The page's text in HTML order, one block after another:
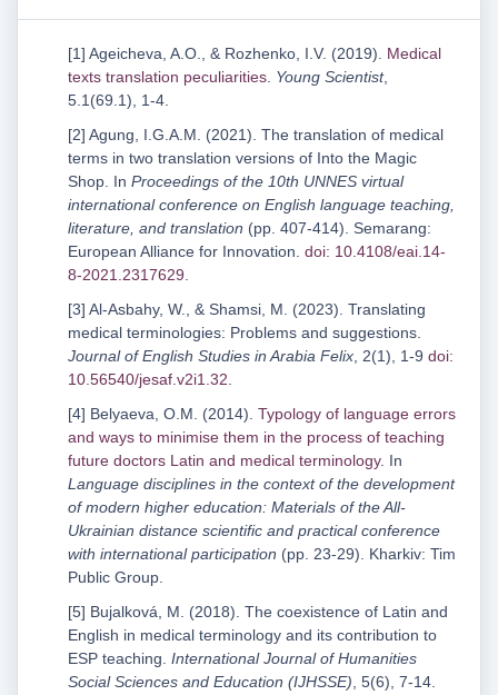
[1] Ageicheva, A.O., & Rozhenko, I.V. (2019). Medical
texts translation peculiarities Young Scientist,
5.1(69.1), 1-4.
[2] Agung, I.G.A.M. (2021). The translation of medical
terms in two translation versions of Into the Magic
Shop. InProceedings of the 10th UNNES virtual
international conference on English language teaching,
literature, and translation (pp. 407-414). Semarang:
European Alliance for Innovation.doi: 10.4108/eai.14-
8-2021.2317629
[3] Al-Asbahy, W., & Shamsi, M. (2023). Translating
medical terminologies: Problems and suggestions.
Journal of English Studies in Arabia Felix , 2(1), 1-9doi:
10.56540/jesaf.v2i1.32
[4] Belyaeva, O.M. (2014).Typology of language errors
and ways to minimise them in the process of teaching
future doctors Latin and medical terminology. In
Language disciplines in the context of the development
of modern higher education: Materials of the All-
Ukrainian distance scientific and practical conference
with international participation (pp. 23-29). Kharkiv: Tim
Public Group.
[5] Bujalková, M. (2018). The coexistence of Latin and
English in medical terminology and its contribution to
ESP teaching.International Journal of Humanities
Social Sciences and Education (IJHSSE) , 5(6), 7-14.